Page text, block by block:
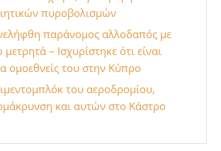
πυροβολισμών
παράνομος αλλοδαπός με
– Ισχυρίστηκε ότι είναι
ομοεθνείς του στην Κύπρο
του αεροδρομίου,
και αυτών στο Κάστρο